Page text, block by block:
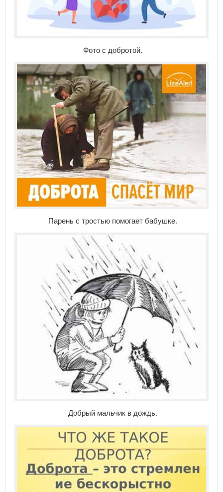
Фото с добротой.
Парень с тростью помогает бабушке.
Добрый мальчик в дождь.